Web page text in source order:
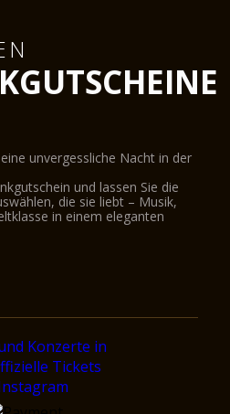
unvergessliche Nacht in der
und lassen Sie die
die sie liebt – Musik,
in einem eleganten